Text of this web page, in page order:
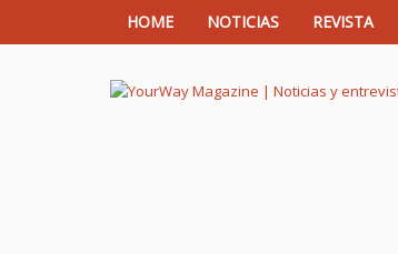
HOME NOTICIAS REVISTA